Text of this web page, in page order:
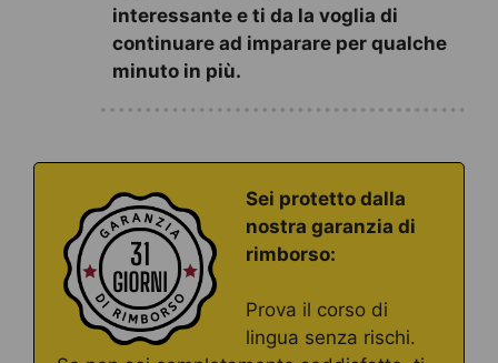
interessante e ti da la voglia di
continuare ad imparare per qualche
minuto in più.
Sei protetto dalla
nostra garanzia di
rimborso:
Prova il corso di
lingua senza rischi.